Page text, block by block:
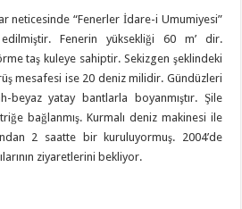
neticesinde “Fenerler İdare-i Umumiyesi”
Fenerin yüksekliği 60 m’ dir.
taş kuleye sahiptir. Sekizgen şeklindeki
mesafesi ise 20 deniz milidir. Gündüzleri
beyaz yatay bantlarla boyanmıştır. Şile
bağlanmış. Kurmalı deniz makinesi ile
2 saatte bir kuruluyormuş. 2004’de
ziyaretlerini bekliyor.